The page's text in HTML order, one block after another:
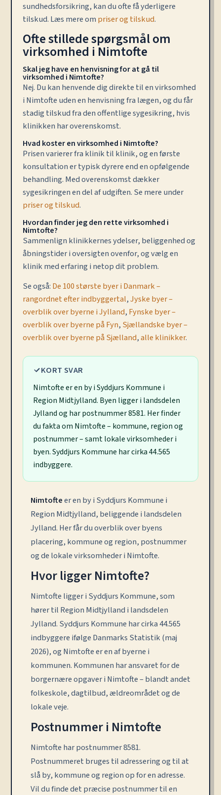
sundhedsforsikring, kan du ofte få yderligere
tilskud. Læs mere om priser og tilskud.
Ofte stillede spørgsmål om
virksomhed i Nimtofte
Skal jeg have en henvisning for at gå til
virksomhed i Nimtofte?
Nej. Du kan henvende dig direkte til en virksomhed
i Nimtofte uden en henvisning fra lægen, og du får
stadig tilskud fra den offentlige sygesikring, hvis
klinikken har overenskomst.
Hvad koster en virksomhed i Nimtofte?
Prisen varierer fra klinik til klinik, og en første
konsultation er typisk dyrere end en opfølgende
behandling. Med overenskomst dækker
sygesikringen en del af udgiften. Se mere under
priser og tilskud.
Hvordan finder jeg den rette virksomhed i
Nimtofte?
Sammenlign klinikkernes ydelser, beliggenhed og
åbningstider i oversigten ovenfor, og vælg en
klinik med erfaring i netop dit problem.
Se også: De 100 største byer i Danmark –
rangordnet efter indbyggertal,Jyske byer –
overblik over byerne i Jylland, Fynske byer –
overblik over byerne på Fyn, Sjællandske byer –
overblik over byerne på Sjælland,alle klinikker.
KORT SVAR
Nimtofte er en by i Syddjurs Kommune i
Region Midtjylland. Byen ligger i landsdelen
Jylland og har postnummer 8581. Her finder
du fakta om Nimtofte – kommune, region og
postnummer – samt lokale virksomheder i
byen. Syddjurs Kommune har cirka 44.565
indbyggere.
Nimtofteer en by i Syddjurs Kommune i
Region Midtjylland, beliggende i landsdelen
Jylland. Her får du overblik over byens
placering, kommune og region, postnummer
og de lokale virksomheder i Nimtofte.
Hvor ligger Nimtofte?
Nimtofte ligger i Syddjurs Kommune, som
hører til Region Midtjylland i landsdelen
Jylland. Syddjurs Kommune har cirka 44.565
indbyggere ifølge Danmarks Statistik (maj
2026), og Nimtofte er en af byerne i
kommunen. Kommunen har ansvaret for de
borgernære opgaver i Nimtofte – blandt andet
folkeskole, dagtilbud, ældreområdet og de
lokale veje.
Postnummer i Nimtofte
Nimtofte har postnummer 8581.
Postnummeret bruges til adressering og til at
slå by, kommune og region op for en adresse.
Vil du finde det præcise postnummer til en